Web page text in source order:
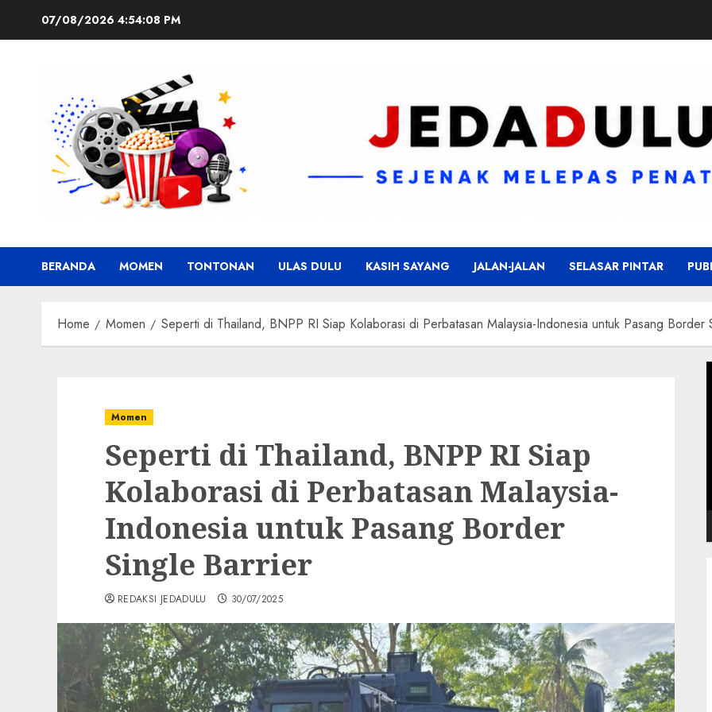
07/08/2026 4:54:09 PM
BERANDA MOMEN TONTONAN ULAS DULU KASIH SAYANG JALAN-JALAN SELASAR PINTAR
Home Momen Seperti di Thailand, BNPP RI Siap Kolaborasi di Perbatasan Malaysia-Indonesia untuk Pasang Border
Momen
Seperti di Thailand, BNPP RI Siap
Kolaborasi di Perbatasan Malaysia-
Indonesia untuk Pasang Border
Single Barrier
REDAKSI JEDADULU 30/07/2025